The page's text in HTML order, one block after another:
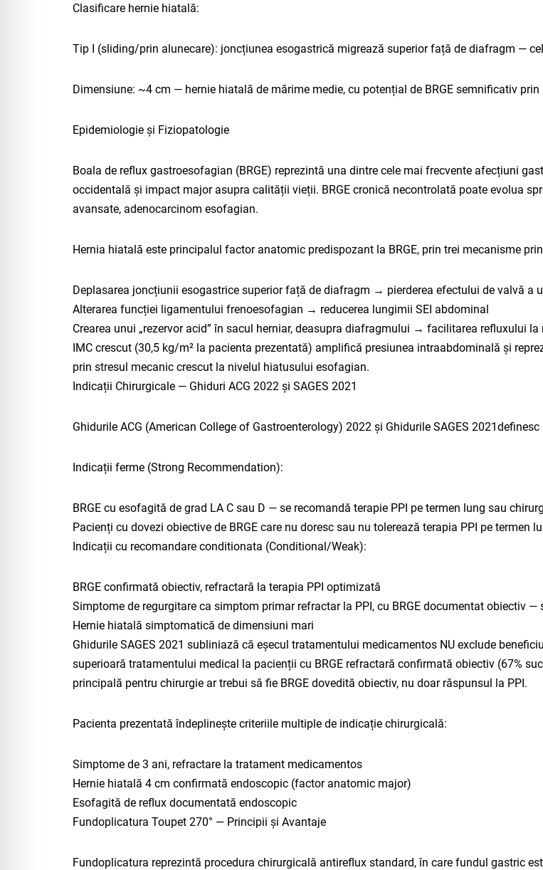
Clasificare hernie hiatală:
Tip I (sliding/prin alunecare): joncțiunea esogastrică migrează superior față de diafragm —
Dimensiune: ~4 cm — hernie hiatală de mărime medie, cu potențial de BRGE semnificativ
Epidemiologie și Fiziopatologie
Boala de reflux gastroesofagian (BRGE) reprezintă una dintre cele mai frecvente afecțiuni
occidentală și impact major asupra calității vieții. BRGE cronică necontrolată poate evolua
avansate, adenocarcinom esofagian.​
Hernia hiatală este principalul factor anatomic predispozant la BRGE, prin trei mecanisme
Deplasarea joncțiunii esogastrice superior față de diafragm → pierderea efectului de valvă a
Alterarea funcției ligamentului frenoesofagian → reducerea lungimii SEI abdominal
Crearea unui „rezervor acid” în sacul herniar, deasupra diafragmului → facilitarea refluxului la
IMC crescut (30,5 kg/m² la pacienta prezentată) amplifică presiunea intraabdominală și
prin stresul mecanic crescut la nivelul hiatusului esofagian.
Indicații Chirurgicale — Ghiduri ACG 2022 și SAGES 2021
Ghidurile ACG (American College of Gastroenterology) 2022 și Ghidurile SAGES
Indicații ferme (Strong Recommendation):
BRGE cu esofagită de grad LA C sau D — se recomandă terapie PPI pe termen lung sau
Pacienți cu dovezi obiective de BRGE care nu doresc sau nu tolerează terapia PPI pe termen
Indicații cu recomandare conditionata (Conditional/Weak):
BRGE confirmată obiectiv, refractară la terapia PPI optimizată
Simptome de regurgitare ca simptom primar refractar la PPI, cu BRGE documentat obiectiv
Hernie hiatală simptomatică de dimensiuni mari​
Ghidurile SAGES 2021 subliniază că eșecul tratamentului medicamentos NU exclude
superioară tratamentului medical la pacienții cu BRGE refractară confirmată obiectiv (67%
principală pentru chirurgie ar trebui să fie BRGE dovedită obiectiv, nu doar răspunsul la PPI.​
Pacienta prezentată îndeplinește criteriile multiple de indicație chirurgicală:
Simptome de 3 ani, refractare la tratament medicamentos
Hernie hiatală 4 cm confirmată endoscopic (factor anatomic major)
Esofagită de reflux documentată endoscopic
Fundoplicatura Toupet 270° — Principii și Avantaje
Fundoplicatura reprezintă procedura chirurgicală antireflux standard, în care fundul gastric